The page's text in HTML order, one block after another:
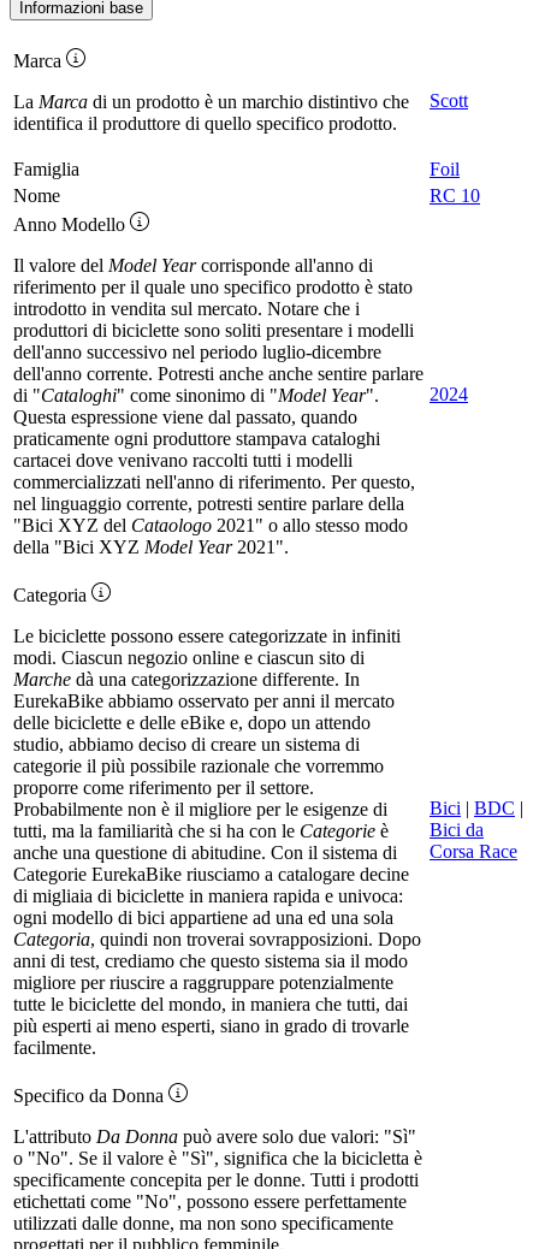
Informazioni base
Marca
La Marca di un prodotto è un marchio distintivo che
identifica il produttore di quello specifico prodotto.
Scott
Famiglia
Foil
Nome
RC 10
Anno Modello
Il valore del Model Yearcorrisponde all'anno di
riferimento per il quale uno specifico prodotto è stato
introdotto in vendita sul mercato. Notare che i
produttori di biciclette sono soliti presentare i modelli
dell'anno successivo nel periodo luglio-dicembre
dell'anno corrente. Potresti anche anche sentire parlare
di "Cataloghi" come sinonimo di "Model Year".
Questa espressione viene dal passato, quando
praticamente ogni produttore stampava cataloghi
cartacei dove venivano raccolti tutti i modelli
commercializzati nell'anno di riferimento. Per questo,
nel linguaggio corrente, potresti sentire parlare della
"Bici XYZ del Cataologo 2021" o allo stesso modo
della "Bici XYZ Model Year2021".
2024
Categoria
Le biciclette possono essere categorizzate in infiniti
modi. Ciascun negozio online e ciascun sito di
Marche dà una categorizzazione differente. In
EurekaBike abbiamo osservato per anni il mercato
delle biciclette e delle eBike e, dopo un attendo
studio, abbiamo deciso di creare un sistema di
categorie il più possibile razionale che vorremmo
proporre come riferimento per il settore.
Probabilmente non è il migliore per le esigenze di
tutti, ma la familiarità che si ha con le Categorie è
anche una questione di abitudine. Con il sistema di
Categorie EurekaBike riusciamo a catalogare decine
di migliaia di biciclette in maniera rapida e univoca:
ogni modello di bici appartiene ad una ed una sola
Categoria, quindi non troverai sovrapposizioni. Dopo
anni di test, crediamo che questo sistema sia il modo
migliore per riuscire a raggruppare potenzialmente
tutte le biciclette del mondo, in maniera che tutti, dai
più esperti ai meno esperti, siano in grado di trovarle
facilmente.
Bici | BDC |
Bici da
Corsa Race
Specifico da Donna
L'attributo Da Donna può avere solo due valori: "Sì"
o "No". Se il valore è "Sì", significa che la bicicletta è
specificamente concepita per le donne. Tutti i prodotti
etichettati come "No", possono essere perfettamente
utilizzati dalle donne, ma non sono specificamente
progettati per il pubblico femminile.